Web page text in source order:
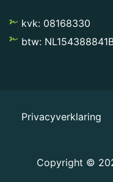
kvk: 08168330
btw:
Privacyverklaring
Copyright ©